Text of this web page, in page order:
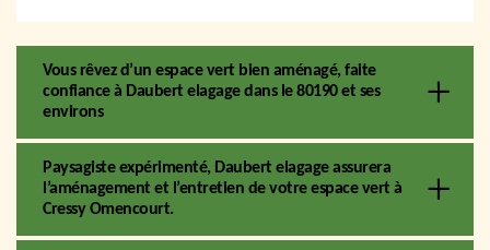
Vous rêvez d’un espace vert bien aménagé, faite
confiance à Daubert elagage dans le 80190 et ses
environs
Paysagiste expérimenté, Daubert elagage assurera
l’aménagement et l’entretien de votre espace vert à
Cressy Omencourt.